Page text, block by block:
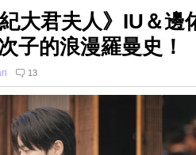
大君夫人》IU＆邊
子的浪漫羅曼史！
13